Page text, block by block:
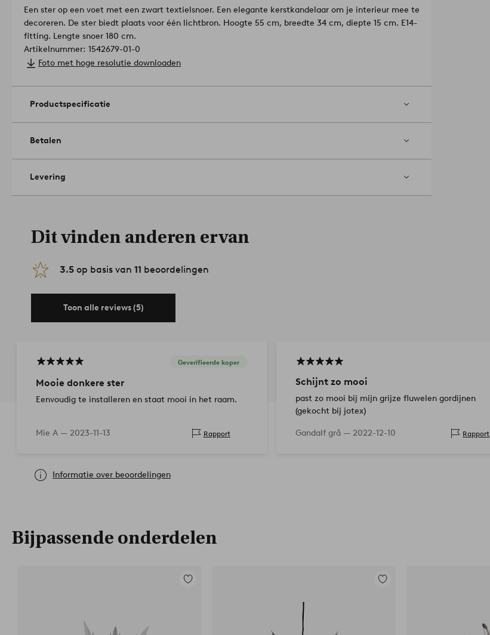
Een ster op een voet met een zwart textielsnoer. Een elegante kerstkandelaar om je interieur mee te
decoreren. De ster biedt plaats voor één lichtbron. Hoogte 55 cm, breedte 34 cm, diepte 15 cm. E14-
fitting. Lengte snoer 180 cm.
Artikelnummer: 1542679-01-0
Foto met hoge resolutie downloaden
Productspecificatie
Betalen
Levering
Dit vinden anderen ervan
3.5 op basis van 11 beoordelingen
Toon alle reviews (5)
Geverifieerde koper
Mooie donkere ster
Eenvoudig te installeren en staat mooi in het raam.
Mie A — 2023-11-13 Rapport
Schijnt zo mooi
past zo mooi bij mijn grijze fluwelen gordijnen
(gekocht bij jotex)
Gandalf grå — 2022-12-10 Rapport
Informatie over beoordelingen
Bijpassende onderdelen
Toevoegen
Toevoegen